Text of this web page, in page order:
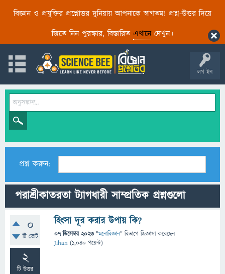
বিজ্ঞান ও প্রযুক্তির প্রশ্নোত্তর দুনিয়ায় আপনাকে স্বাগতম! প্রশ্ন-উত্তর দিয়ে
জিতে নিন পুরস্কার, বিস্তারিত এখানেদেখুন।
লগ ইন
প্রশ্ন করুন:
পরাশ্রীকাতরতা ট্যাগধারী সাম্প্রতিক প্রশ্নগুলো
0
টি ভোট
2
টি উত্তর
হিংসা দূর করার উপায় কি?
07 ডিসেম্বর 2023 "মনোবিজ্ঞান" বিভাগে জিজ্ঞাসাকরেছেন
Jihan (1,040 পয়েন্ট)